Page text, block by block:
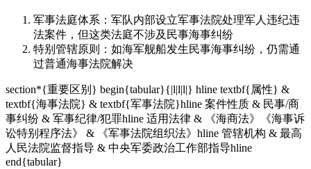
军事法庭体系：军队内部设立军事法院处理军人违纪违
法案件，但这类法庭不涉及民事海事纠纷
特别管辖原则：如海军舰船发生民事海事纠纷，仍需通
过普通海事法院解决
section*{重要区别} begin{tabular}{|l|l|l|} hline textbf{属性} &
textbf{海事法院} & textbf{军事法院}hline 案件性质 & 民事/商
事纠纷 & 军事纪律/犯罪hline 适用法律 & 《海商法》《海事诉
讼特别程序法》 & 《军事法院组织法》hline 管辖机构 & 最高
人民法院监督指导 & 中央军委政治工作部指导hline
end{tabular}